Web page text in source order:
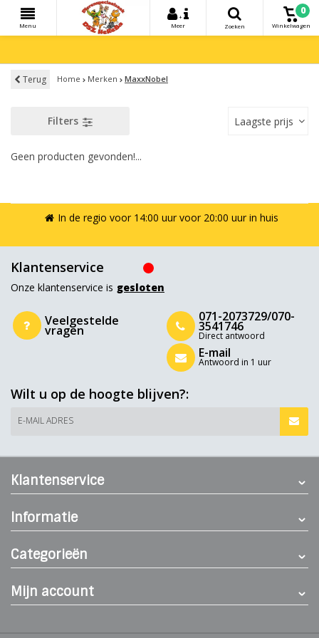
Menu
+
Meer
Zoeken
0
Winkelwagen
Terug Home Merken MaxxNobel
Filters Laagste prijs
Geen producten gevonden!...
In de regio voor 14:00 uur voor 20:00 uur in huis
Klantenservice
Onze klantenservice is gesloten
Veelgestelde
vragen
071-2073729/070-
3541746
Direct antwoord
E-mail
Antwoord in 1 uur
Wilt u op de hoogte blijven?:
E-MAIL ADRES
Klantenservice
Informatie
Categorieën
Mijn account